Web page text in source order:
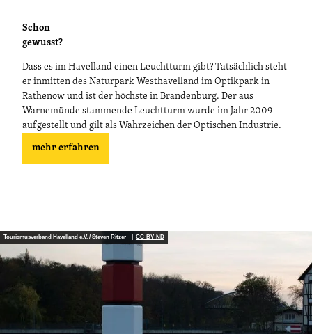
Schon
gewusst?
Dass es im Havelland einen Leuchtturm gibt? Tatsächlich steht
er inmitten des Naturpark Westhavelland im Optikpark in
Rathenow und ist der höchste in Brandenburg. Der aus
Warnemünde stammende Leuchtturm wurde im Jahr 2009
aufgestellt und gilt als Wahrzeichen der Optischen Industrie.
mehr erfahren
Tourismusverband Havelland e.V. / Steven Ritzer | CC-BY-ND